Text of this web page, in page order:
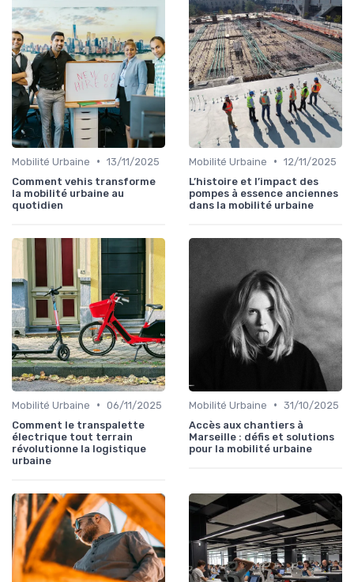
Mobilité Urbaine • 13/11/2025
Comment vehis transforme
la mobilité urbaine au
quotidien
Mobilité Urbaine • 12/11/2025
L’histoire et l’impact des
pompes à essence anciennes
dans la mobilité urbaine
Mobilité Urbaine • 06/11/2025
Comment le transpalette
électrique tout terrain
révolutionne la logistique
urbaine
Mobilité Urbaine • 31/10/2025
Accès aux chantiers à
Marseille : défis et solutions
pour la mobilité urbaine